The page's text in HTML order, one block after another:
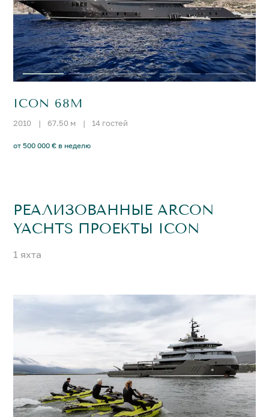
ICON 68M
2010 | 67.50 м | 14 гостей
от 500 000 € в неделю
РЕАЛИЗОВАННЫЕ ARCON
YACHTS ПРОЕКТЫ ICON
1 яхта